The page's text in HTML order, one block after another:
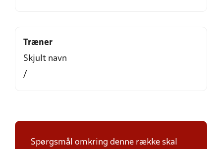
Træner
Skjult navn
/
Spørgsmål omkring denne række skal